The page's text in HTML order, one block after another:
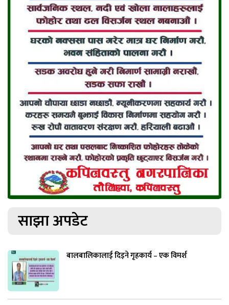
साझा अपडेट
बालबालिकालाई दिइने गृहकार्य – एक विमर्श